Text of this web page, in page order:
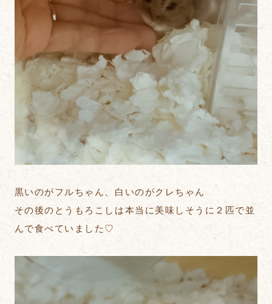
黒いのがフルちゃん、白いのがクレちゃん
その後のとうもろこしは本当に美味しそうに２匹で並
んで食べていました♡